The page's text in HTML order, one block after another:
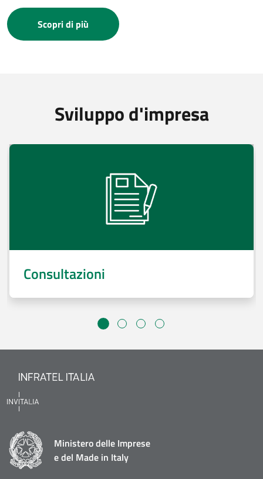
Scopri di più
Sviluppo d'impresa
Consultazioni
Ministero delle Imprese
e del Made in Italy